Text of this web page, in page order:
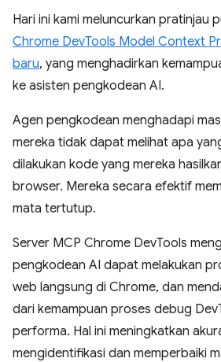
Hari ini kami meluncurkan pratinjau
Chrome DevTools Model Context
baru, yang menghadirkan
ke asisten pengkodean AI.
Agen pengkodean menghadapi
mereka tidak dapat melihat apa
dilakukan kode yang mereka
browser. Mereka secara efektif
mata tertutup.
Server MCP Chrome DevTools
pengkodean AI dapat melakukan
web langsung di Chrome, dan
dari kemampuan proses debug
performa. Hal ini meningkatkan
mengidentifikasi dan memperbaiki